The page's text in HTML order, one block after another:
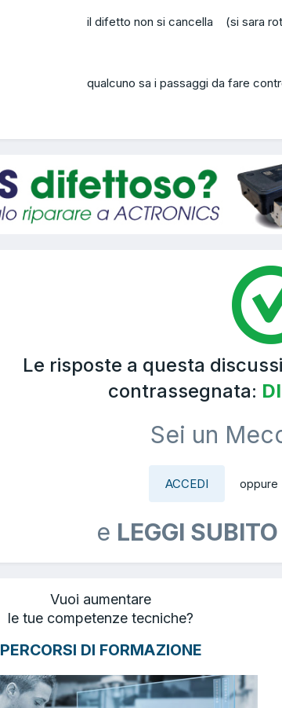
il difetto non si cancella (si sara
qualcuno sa i passaggi da fare
Le risposte a questa
contrassegnata:
Sei un
ACCEDI oppure
e LEGGI SUBITO
Vuoi aumentare
le tue competenze tecniche?
PERCORSI DI FORMAZIONE